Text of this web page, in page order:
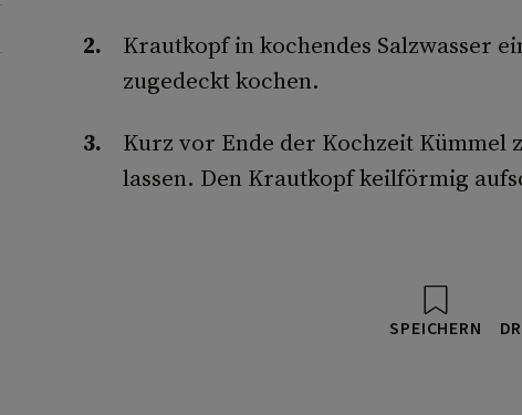
Krautkopf in kochendes Salzwasser
zugedeckt kochen.
Kurz vor Ende der Kochzeit Kümmel
lassen. Den Krautkopf keilförmig
SPEICHERN